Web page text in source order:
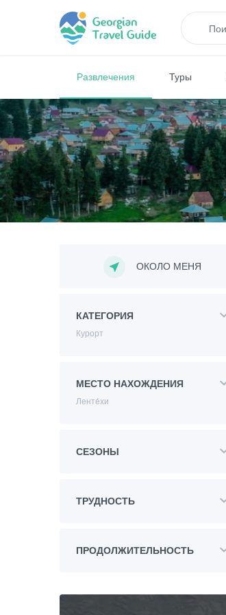
Развлечения Туры
ОКОЛО МЕНЯ
КАТЕГОРИЯ
Курорт
МЕСТО НАХОЖДЕНИЯ
Ленте́хи
СЕЗОНЫ
ТРУДНОСТЬ
ПРОДОЛЖИТЕЛЬНОСТЬ